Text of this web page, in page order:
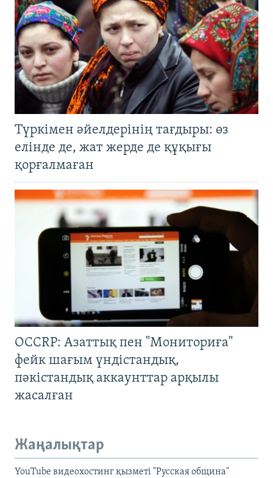
Түркімен әйелдерінің тағдыры: өз
елінде де, жат жерде де құқығы
қорғалмаған
OCCRP: Азаттық пен "Мониториға"
фейк шағым үндістандық,
пәкістандық аккаунттар арқылы
жасалған
Жаңалықтар
YouTube видеохостинг қызметі "Русская община"